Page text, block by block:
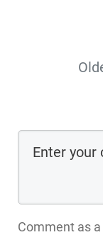
Comment as